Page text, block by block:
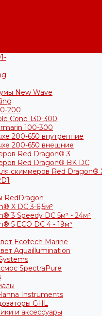
New Wave
200
Cone 130-300
100-300
200-650 внутренние
200-650 внешние
Red Dragon® 3
Red Dragon® BK DC
скиммеров Red Dragon®
RedDragon
X DC 3-6,5м³
3 Speedy DC 5м³ - 24м³
5 ECO DC 4 - 19м³
Ecotech Marine
Aquaillumination
SpectraPure
Instruments
GHL
и аксессуары